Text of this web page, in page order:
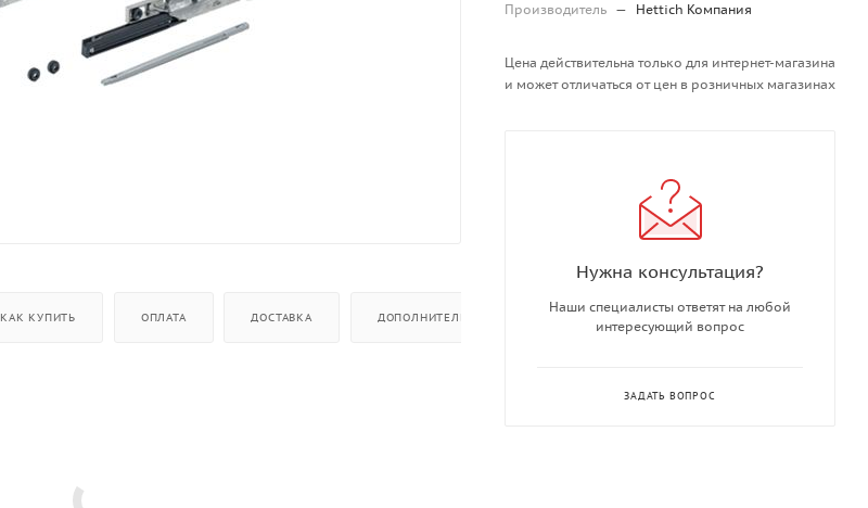
КАК КУПИТЬ ОПЛАТА ДОСТАВКА ДОПОЛНИТЕЛЬНО
Производитель — Hettich Компания
Цена действительна только для интернет-магазина
и может отличаться от цен в розничных магазинах
Нужна консультация?
Наши специалисты ответят на любой
интересующий вопрос
ЗАДАТЬ ВОПРОС